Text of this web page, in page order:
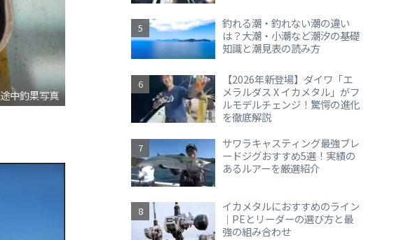
途中釣果写真
釣れる潮・釣れない潮の違い
は？大潮・小潮など潮汐の基礎
知識と潮見表の読み方
【2026年新登場】ダイワ「エ
メラルダス X イカメタル」がフ
ルモデルチェンジ！驚愕の進化
を徹底解説
サワラキャスティング最強ブレ
ードジグおすすめ5選！実績の
あるルアーを厳選紹介
イカメタルにおすすめのライン
｜PEとリーダーの選び方と最
強の組み合わせ